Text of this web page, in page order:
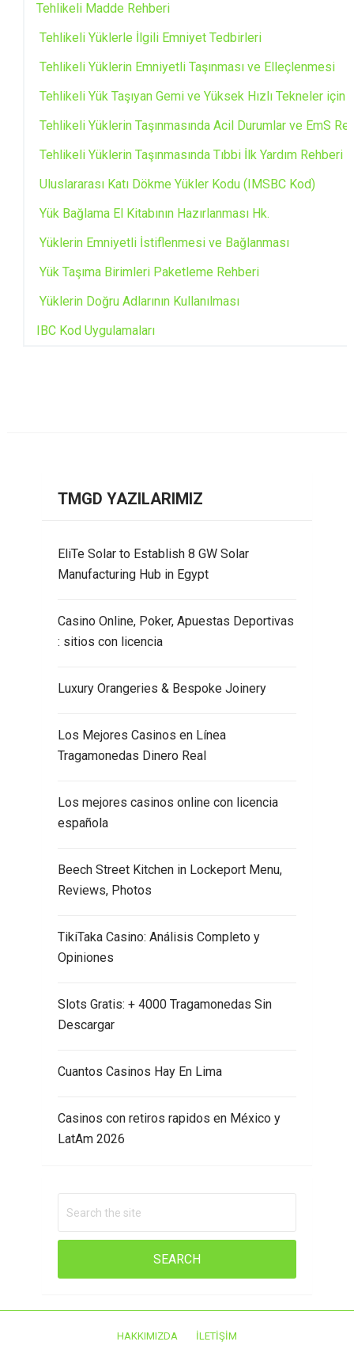
Tehlikeli Madde Rehberi
Tehlikeli Yüklerle İlgili Emniyet Tedbirleri
Tehlikeli Yüklerin Emniyetli Taşınması ve Elleçlenmesi
Tehlikeli Yük Taşıyan Gemi ve Yüksek Hızlı Tekneler için
Tehlikeli Yüklerin Taşınmasında Acil Durumlar ve EmS
Tehlikeli Yüklerin Taşınmasında Tıbbi İlk Yardım Rehberi
Uluslararası Katı Dökme Yükler Kodu (IMSBC Kod)
Yük Bağlama El Kitabının Hazırlanması Hk.
Yüklerin Emniyetli İstiflenmesi ve Bağlanması
Yük Taşıma Birimleri Paketleme Rehberi
Yüklerin Doğru Adlarının Kullanılması
IBC Kod Uygulamaları
TMGD YAZILARIMIZ
EliTe Solar to Establish 8 GW Solar
Manufacturing Hub in Egypt
Casino Online, Poker, Apuestas Deportivas
: sitios con licencia
Luxury Orangeries & Bespoke Joinery
Los Mejores Casinos en Línea
Tragamonedas Dinero Real
Los mejores casinos online con licencia
española
Beech Street Kitchen in Lockeport Menu,
Reviews, Photos
TikiTaka Casino: Análisis Completo y
Opiniones
Slots Gratis: + 4000 Tragamonedas Sin
Descargar
Cuantos Casinos Hay En Lima
Casinos con retiros rapidos en México y
LatAm 2026
HAKKIMIZDA İLETIŞIM